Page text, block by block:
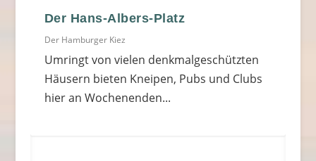
Der Hans-Albers-Platz
Der Hamburger Kiez
Umringt von vielen denkmalgeschützten
Häusern bieten Kneipen, Pubs und Clubs
hier an Wochenenden...